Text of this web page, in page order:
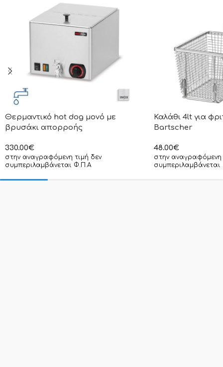
Θερμαντικό hot dog μονό με
βρυσάκι απορροής
330.00€
στην αναγραφόμενη τιμή δεν
συμπεριλαμβάνεται Φ.Π.Α
Καλάθι 4lt για
Bartscher
48.00€
στην αναγραφόμενη